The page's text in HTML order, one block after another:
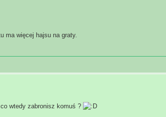
ma więcej hajsu na graty.
wtedy zabronisz komuś ?